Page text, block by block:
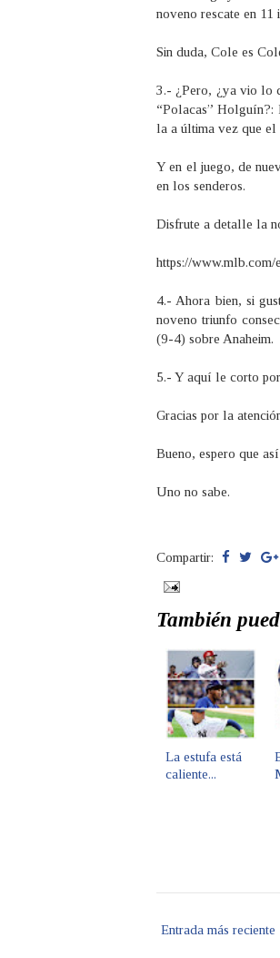
noveno rescate en 11
Sin duda, Cole es
3.- ¿Pero, ¿ya vio lo
“Polacas” Holguín?:
la a última vez que
Y en el juego, de
en los senderos.
Disfrute a detalle la
https://
4.- Ahora bien, si
noveno triunfo
(9-4) sobre Anaheim.
5.- Y aquí le corto
Gracias por la
Bueno, espero que así
Uno no sabe.
Compartir:
También
La estufa está
caliente...
Entrada más reciente